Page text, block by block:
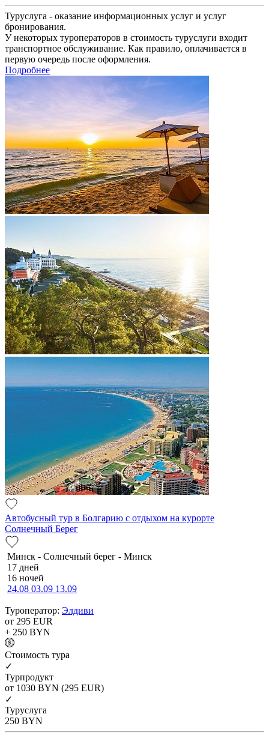
Туруслуга - оказание информационных услуг и услуг
бронирования.
У некоторых туроператоров в стоимость туруслуги входит
транспортное обслуживание. Как правило, оплачивается в
первую очередь после оформления.
Подробнее
Автобусный тур в Болгарию с отдыхом на курорте
Солнечный Берег
Минск - Солнечный берег - Минск
17 дней
16 ночей
24.08 03.09 13.09
Туроператор: Элдиви
от 295 EUR
+ 250 BYN
Cтоимость тура
✓
Турпродукт
от 1030 BYN (295 EUR)
✓
Туруслуга
250 BYN